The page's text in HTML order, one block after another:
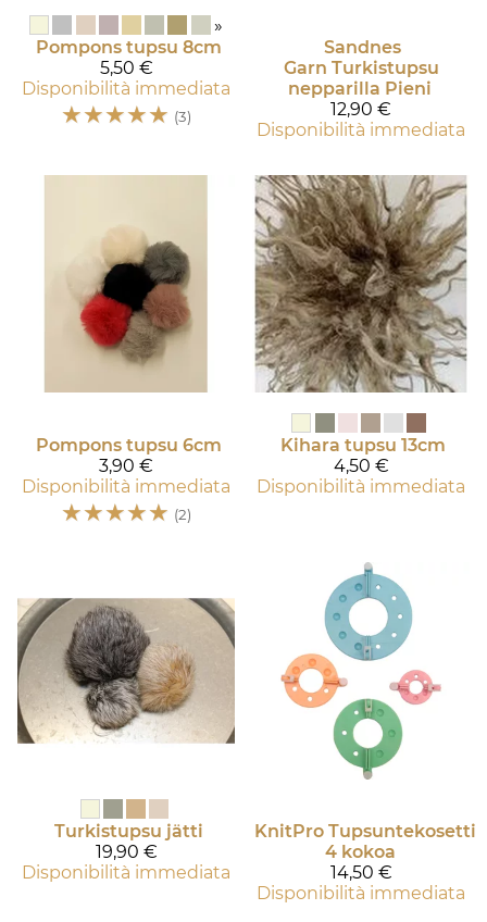
»
Pompons tupsu 8cm
5,50 €
Disponibilità immediata
☆☆☆☆☆ (3)
Sandnes
Garn Turkistupsu
nepparilla Pieni
12,90 €
Disponibilità immediata
Pompons tupsu 6cm
3,90 €
Disponibilità immediata
☆☆☆☆☆ (2)
Kihara tupsu 13cm
4,50 €
Disponibilità immediata
Turkistupsu jätti
19,90 €
Disponibilità immediata
KnitPro Tupsuntekosetti
4 kokoa
14,50 €
Disponibilità immediata